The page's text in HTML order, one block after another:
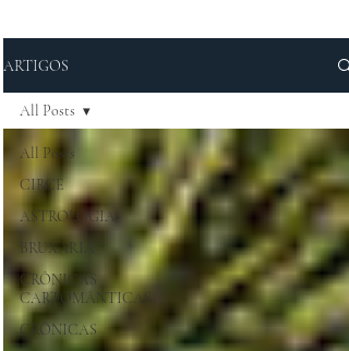
ARTIGOS
All Posts
CIRCE
ASTROLOGIA
BRUXARIA
CRÔNICAS
CARTOMÂNTICAS
CRÔNICAS
All Posts